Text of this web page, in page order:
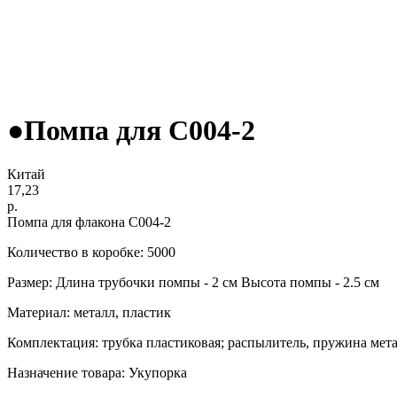
●Помпа для С004-2
Китай
17,23
р.
Помпа для флакона С004-2
Количество в коробке: 5000
Размер: Длина трубочки помпы - 2 см Высота помпы - 2.5 см
Материал: металл, пластик
Комплектация: трубка пластиковая; распылитель, пружина
Назначение товара: Укупорка